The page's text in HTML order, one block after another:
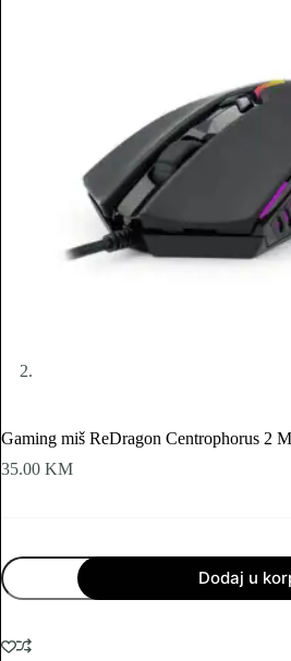
Gaming miš ReDragon Centrophorus 2
35.00 KM
Gaming
miš
ReDragon
2
M601-
Dodaj u